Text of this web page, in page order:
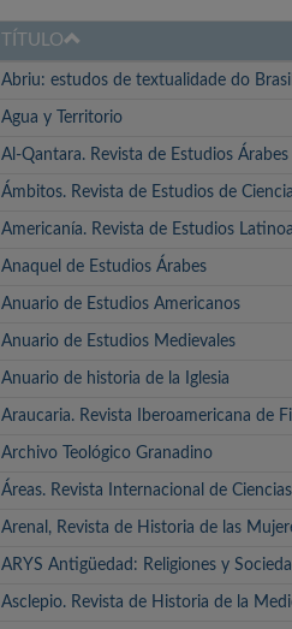
TÍTULO
Abriu: estudos de textualidade do
Agua y Territorio
Al-Qantara. Revista de Estudios Árabes
Ámbitos. Revista de Estudios de
Americanía. Revista de Estudios
Anaquel de Estudios Árabes
Anuario de Estudios Americanos
Anuario de Estudios Medievales
Anuario de historia de la Iglesia
Araucaria. Revista Iberoamericana de
Archivo Teológico Granadino
Áreas. Revista Internacional de
Arenal, Revista de Historia de las
ARYS Antigüedad: Religiones y
Asclepio. Revista de Historia de la